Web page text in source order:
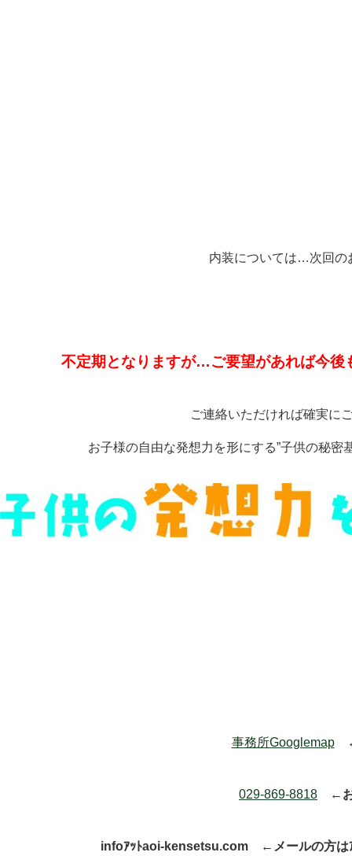
内装については…次回の
不定期となりますが…ご要望があれば今後
ご連絡いただければ確実に
事務所Googlemap
029-869-8818 ←
infoｱｯﾄaoi-kensetsu.com ←メールの方はｱ